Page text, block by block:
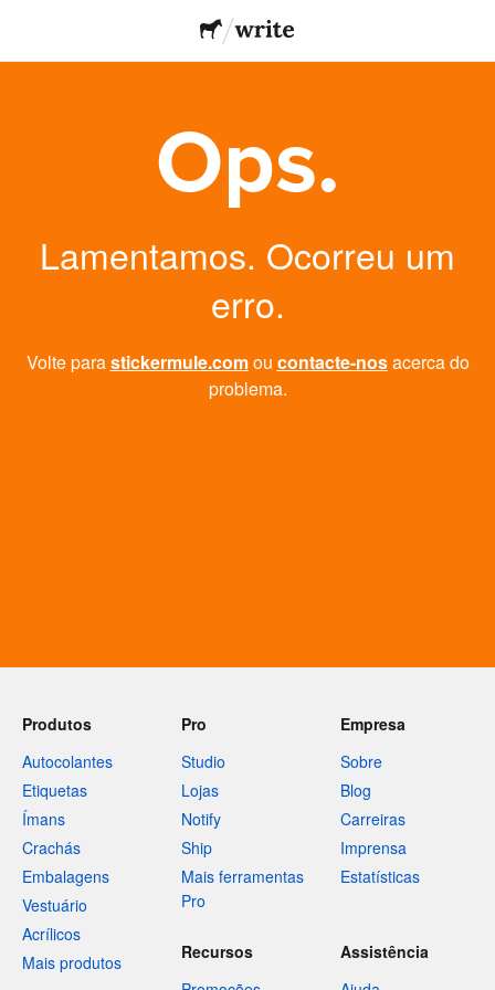
Ops.
Lamentamos. Ocorreu um
erro.
Volte parastickermule.comou contacte-nosacerca do
problema.
Produtos
Autocolantes
Etiquetas
Ímans
Crachás
Embalagens
Vestuário
Acrílicos
Mais produtos
Pro
Studio
Lojas
Notify
Ship
Mais ferramentas
Pro
Empresa
Sobre
Blog
Carreiras
Imprensa
Estatísticas
Recursos
Assistência